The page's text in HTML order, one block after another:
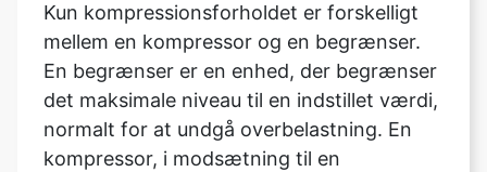
det maksimale niveau til en indstillet værdi,
normalt for at undgå overbelastning. En
kompressor, i modsætning til en
begrænser, bruges til mindre drastisk,
mere kreativ dynamisk kontrol, og den
bruger ofte lavere kompressionsforhold.